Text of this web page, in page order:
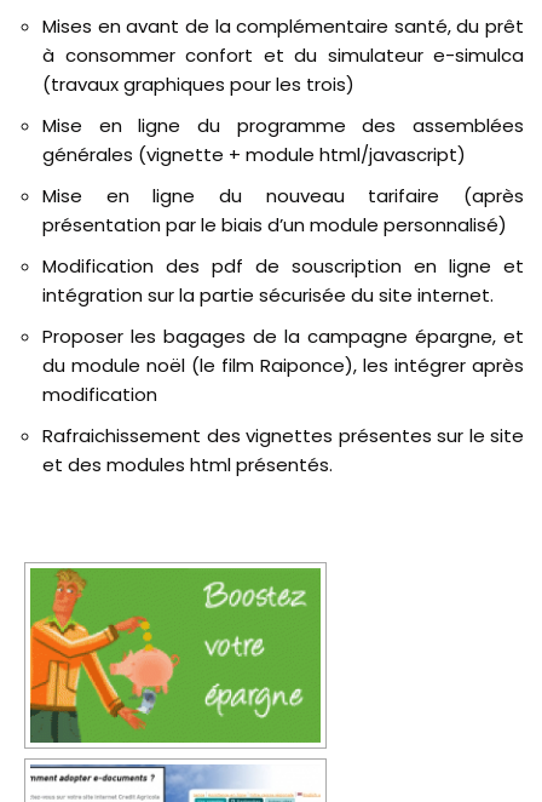
Mises en avant de la complémentaire santé, du prêt
à consommer confort et du simulateur e-simulca
(travaux graphiques pour les trois)
Mise en ligne du programme des assemblées
générales (vignette + module html/javascript)
Mise en ligne du nouveau tarifaire (après
présentation par le biais d’un module personnalisé)
Modification des pdf de souscription en ligne et
intégration sur la partie sécurisée du site internet.
Proposer les bagages de la campagne épargne, et
du module noël (le film Raiponce), les intégrer après
modification
Rafraichissement des vignettes présentes sur le site
et des modules html présentés.